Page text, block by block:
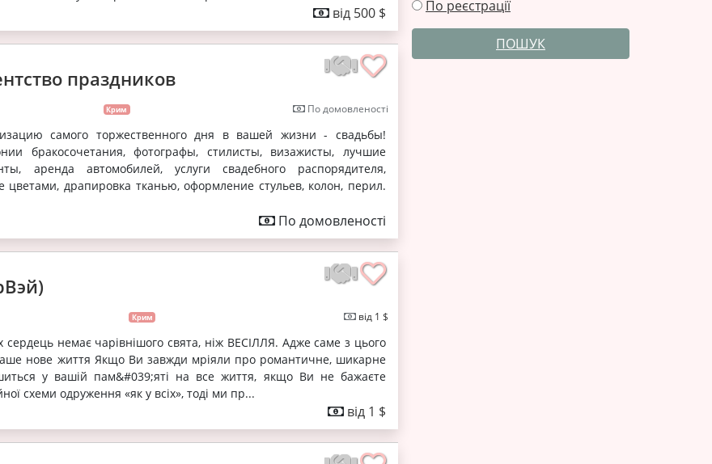
По реєстрації
ПОШУК
від 500 $
праздников
Крим По домовленості
самого торжественного дня в вашей жизни - свадьбы!
бракосочетания, фотографы, стилисты, визажисты, лучшие
аренда автомобилей, услуги свадебного распорядителя,
драпировка тканью, оформление стульев, колон, перил.
По домовленості
Крим від 1 $
сердець немає чарівнішого свята, ніж ВЕСІЛЛЯ. Адже саме з цього
нове життя Якщо Ви завжди мріяли про романтичне, шикарне
у вашій пам&#039;яті на все життя, якщо Ви не бажаєте
схеми одруження «як у всіх», тоді ми пр...
від 1 $